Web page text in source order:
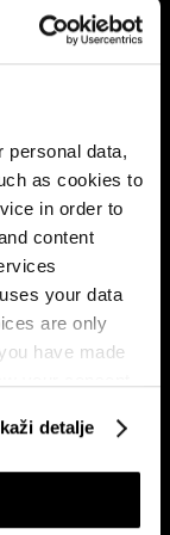
personal data,
as cookies to
in order to
content
your data
are only
have made
detalje
prenizak
sa sadašnjih
rastu
5.000 KM za svega